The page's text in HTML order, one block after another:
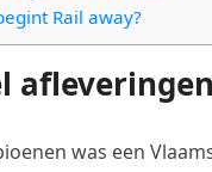
Rail away?
was een